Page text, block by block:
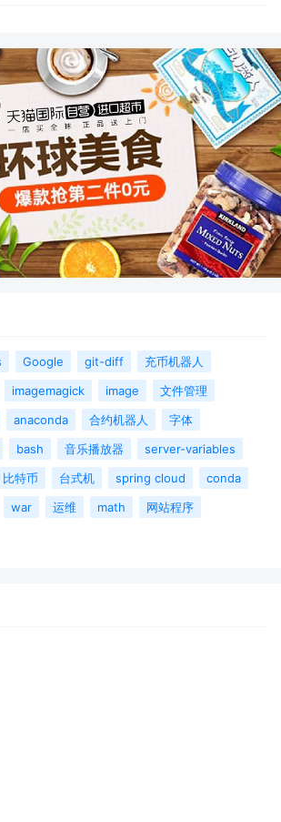
Google git-diff
充币机器人
imagemagick image
文件管理
anaconda 合约机器人
字体
bash 音乐播放器
server-variables
比特币 台式机 spring cloud
conda
war 运维 math
网站程序